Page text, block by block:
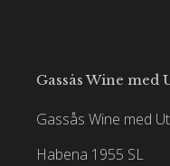
Gassås Wine med
Gassås Wine med
Habena 1955 SL